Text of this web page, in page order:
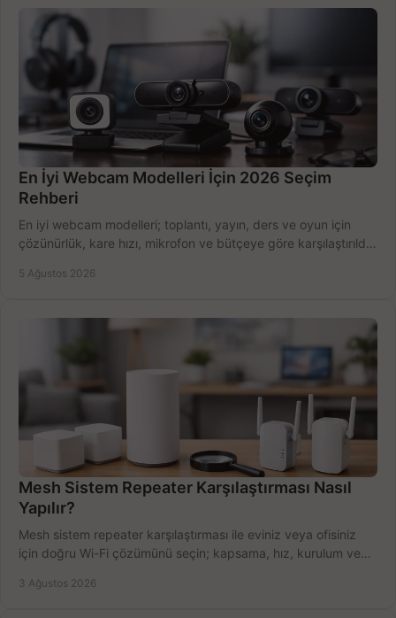
En İyi Webcam Modelleri İçin 2026 Seçim
Rehberi
En iyi webcam modelleri; toplantı, yayın, ders ve oyun için
çözünürlük, kare hızı, mikrofon ve bütçeye göre karşılaştırıldı.
5 Ağustos 2026
Mesh Sistem Repeater Karşılaştırması Nasıl
Yapılır?
Mesh sistem repeater karşılaştırması ile eviniz veya ofisiniz
için doğru Wi-Fi çözümünü seçin; kapsama, hız, kurulum ve
3 Ağustos 2026